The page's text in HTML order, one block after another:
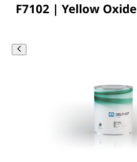
F7102 | Yellow Oxide